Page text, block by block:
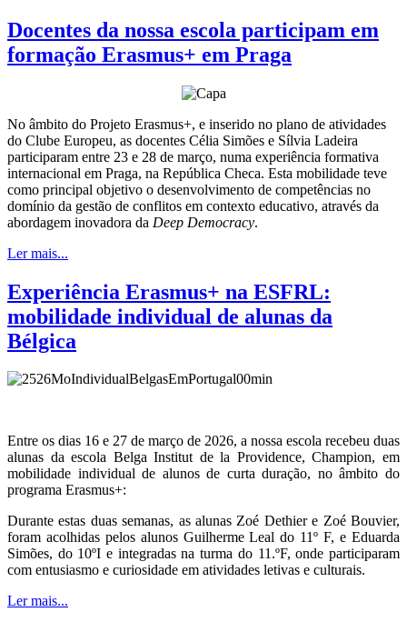
Docentes da nossa escola participam em
formação Erasmus+ em Praga
No âmbito do Projeto Erasmus+, e inserido no plano de atividades
do Clube Europeu, as docentes Célia Simões e Sílvia Ladeira
participaram entre 23 e 28 de março, numa experiência formativa
internacional em Praga, na República Checa. Esta mobilidade teve
como principal objetivo o desenvolvimento de competências no
domínio da gestão de conflitos em contexto educativo, através da
abordagem inovadora da Deep Democracy.
Ler mais...
Experiência Erasmus+ na ESFRL:
mobilidade individual de alunas da
Bélgica
Entre os dias 16 e 27 de março de 2026, a nossa escola recebeu duas
alunas da escola Belga Institut de la Providence, Champion, em
mobilidade individual de alunos de curta duração, no âmbito do
programa Erasmus+:
Durante estas duas semanas, as alunas Zoé Dethier e Zoé Bouvier,
foram acolhidas pelos alunos Guilherme Leal do 11º F, e Eduarda
Simões, do 10ºI e integradas na turma do 11.ºF, onde participaram
com entusiasmo e curiosidade em atividades letivas e culturais.
Ler mais...